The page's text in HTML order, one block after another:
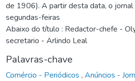
de 1906). A partir desta data, o jornal
segundas-feiras
Abaixo do título : Redactor-chefe -
secretario - Arlindo Leal
Palavras-chave
Comércio - Periódicos , Anúncios -